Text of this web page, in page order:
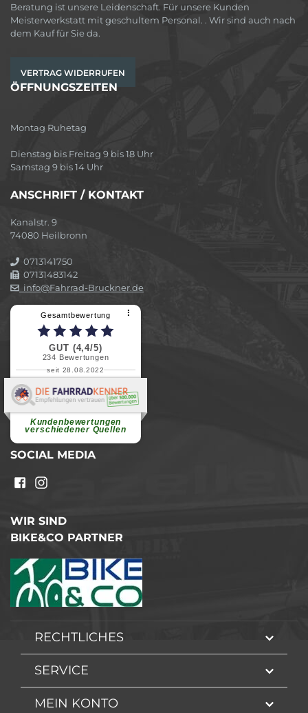
Beratung ist unsere Leidenschaft. Für unsere Kunden
Meisterwerkstatt mit geschultem Personal. . Wir sind auch nach
dem Kauf für Sie da.
VERTRAG WIDERRUFEN
ÖFFNUNGSZEITEN
Montag Ruhetag
Dienstag bis Freitag 9 bis 18 Uhr
Samstag 9 bis 14 Uhr
ANSCHRIFT / KONTAKT
Kanalstr. 9
74080 Heilbronn
0713141750
07131483142
info@Fahrrad-Bruckner.de
Gesamtbewertung ⠇
GUT (4,4/5)
234 Bewertungen
seit 28.08.2022
Kundenbewertungen
verschiedener Quellen
Elvira B.
Superschnelle und freundliche
weiterlesen
SOCIAL MEDIA
WIR SIND
BIKE&CO PARTNER
RECHTLICHES
SERVICE
MEIN KONTO